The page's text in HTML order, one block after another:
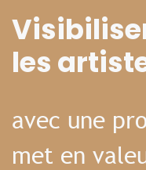
les
avec une
met en